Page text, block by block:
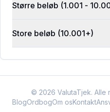
Større beløb (1.001 -
Store beløb (10.001+)
© 2026 ValutaTjek.
BlogOrdbogOm osKontakt